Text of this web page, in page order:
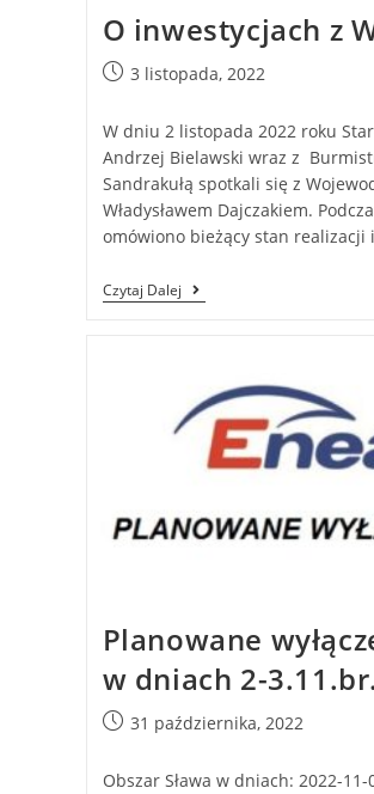
O inwestycjach z
3 listopada, 2022
W dniu 2 listopada 2022 roku
Andrzej Bielawski wraz z
Sandrakułą spotkali się z
Władysławem Dajczakiem.
omówiono bieżący stan realizacji
Czytaj Dalej
Planowane
w dniach 2-3.11.br.
31 października, 2022
Obszar Sława w dniach: 2022-